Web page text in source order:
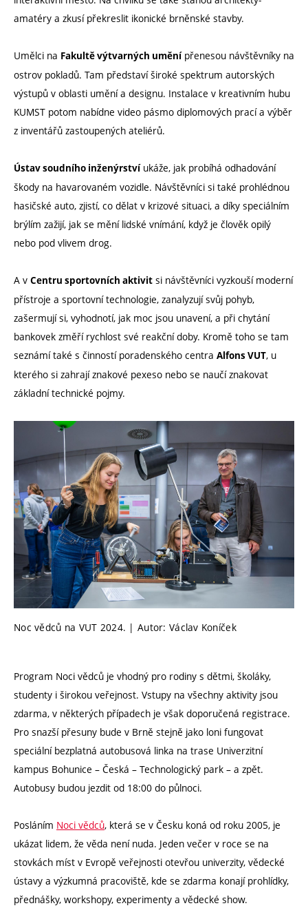
amatéry a zkusí překreslit ikonické brněnské stavby.
Umělci na Fakultě výtvarných uměnípřenesou návštěvníky na
ostrov pokladů. Tam představí široké spektrum autorských
výstupů v oblasti umění a designu. Instalace v kreativním hubu
KUMST potom nabídne video pásmo diplomových prací a výběr
z inventářů zastoupených ateliérů.
Ústav soudního inženýrstvíukáže, jak probíhá odhadování
škody na havarovaném vozidle. Návštěvníci si také prohlédnou
hasičské auto, zjistí, co dělat v krizové situaci, a díky speciálním
brýlím zažijí, jak se mění lidské vnímání, když je člověk opilý
nebo pod vlivem drog.
A v Centru sportovních aktivit si návštěvníci vyzkouší moderní
přístroje a sportovní technologie, zanalyzují svůj pohyb,
zašermují si, vyhodnotí, jak moc jsou unavení, a při chytání
bankovek změří rychlost své reakční doby. Kromě toho se tam
seznámí také s činností poradenského centra Alfons VUT, u
kterého si zahrají znakové pexeso nebo se naučí znakovat
základní technické pojmy.
Noc vědců na VUT 2024. | Autor: Václav Koníček
Program Noci vědců je vhodný pro rodiny s dětmi, školáky,
studenty i širokou veřejnost. Vstupy na všechny aktivity jsou
zdarma, v některých případech je však doporučená registrace.
Pro snazší přesuny bude v Brně stejně jako loni fungovat
speciální bezplatná autobusová linka na trase Univerzitní
kampus Bohunice – Česká – Technologický park – a zpět.
Autobusy budou jezdit od 18:00 do půlnoci.
Posláním Noci vědců, která se v Česku koná od roku 2005, je
ukázat lidem, že věda není nuda. Jeden večer v roce se na
stovkách míst v Evropě veřejnosti otevřou univerzity, vědecké
ústavy a výzkumná pracoviště, kde se zdarma konají prohlídky,
přednášky, workshopy, experimenty a vědecké show.